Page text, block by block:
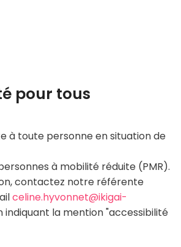
sein de de Studency n'est
dans le cadre de la
titre.
pour tous
à toute personne en situation de
à mobilité réduite (PMR).
contactez notre référente
celine.hyvonnet@ikigai-
indiquant la mention "accessibilité